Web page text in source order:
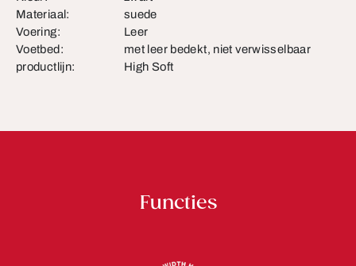
Materiaal:
suede
Voering:
Leer
Voetbed:
met leer bedekt, niet verwisselbaar
productlijn:
High Soft
Functies